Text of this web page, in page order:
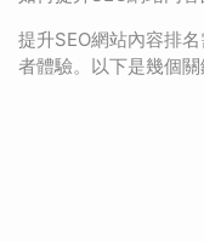
提升SEO網站內容排
者體驗。以下是幾個關